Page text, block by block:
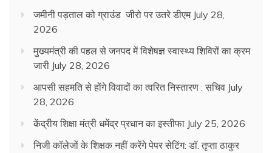
जमीनी पड़ताल को ग्राउंड जीरो पर उतरे डीएम July 28,
2026
मुख्यमंत्री की पहल से जनपद में विशेषज्ञ स्वास्थ्य शिविरों का क्रम
जारी July 28, 2026
आपसी सहमति से होंगे विवादों का त्वरित निस्तारण : सचिव July
28, 2026
केंद्रीय शिक्षा मंत्री धमेंद्र प्रधान का इस्तीफा July 25, 2026
निजी कॉलेजों के शिक्षक नहीं करेंगे पेपर सेटिंग: डॉ. तृप्ता ठाकुर